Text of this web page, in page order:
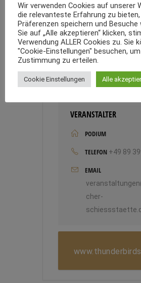
RUBRIK
Rock´n Roll &
VERANSTALTER
PODIUM
TELEFON +49 89
EMAIL
cher-
Wir verwenden Cookies auf unserer
die relevanteste Erfahrung zu
Präferenzen speichern und Besuche
Sie auf „Alle akzeptieren“ klicken,
Verwendung ALLER Cookies zu. Sie
"Cookie-Einstellungen" besuchen,
Zustimmung zu erteilen.
Cookie Einstellungen Alle